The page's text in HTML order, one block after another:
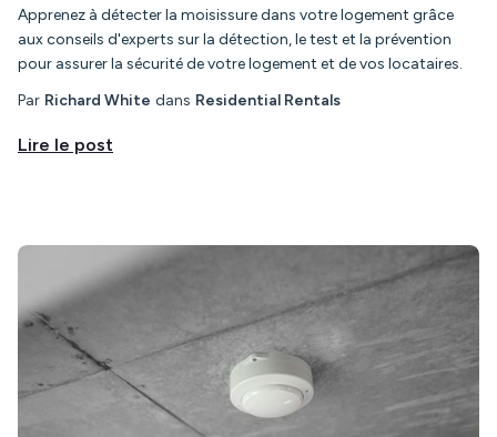
Apprenez à détecter la moisissure dans votre logement grâce
aux conseils d'experts sur la détection, le test et la prévention
pour assurer la sécurité de votre logement et de vos locataires.
Par Richard White dans Residential Rentals
Lire le post